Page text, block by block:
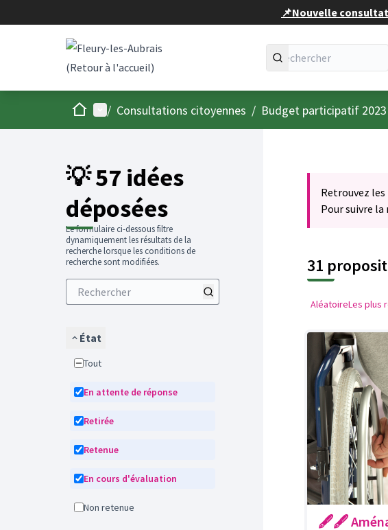
📌Nouvelle
AccueilMenu principal
/ Consultations citoyennes / Budget participatif 2023
💡 57 idées
déposées
Le formulaire ci-dessous filtre
dynamiquement les résultats de la
recherche lorsque les conditions de
recherche sont modifiées.
État
Tout
En attente de réponse
Retirée
Retenue
En cours d'évaluation
Non retenue
Retrouvez les
Pour suivre
31
AléatoireLes plus
🖋🖋